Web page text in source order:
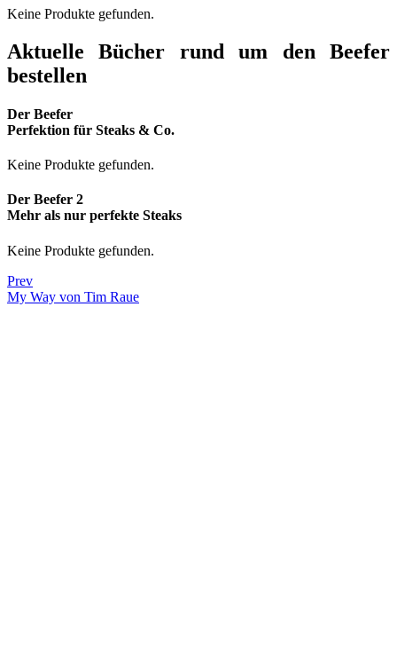
Keine Produkte gefunden.
Aktuelle Bücher rund um den Beefer
bestellen
Der Beefer
Perfektion für Steaks & Co.
Keine Produkte gefunden.
Der Beefer 2
Mehr als nur perfekte Steaks
Keine Produkte gefunden.
Prev
My Way von Tim Raue